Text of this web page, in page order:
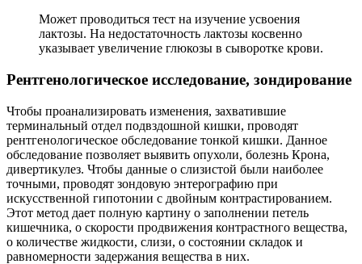
Может проводиться тест на изучение усвоения
лактозы. На недостаточность лактозы косвенно
указывает увеличение глюкозы в сыворотке крови.
Рентгенологическое исследование, зондирование
Чтобы проанализировать изменения, захватившие
терминальный отдел подвздошной кишки, проводят
рентгенологическое обследование тонкой кишки. Данное
обследование позволяет выявить опухоли, болезнь Крона,
дивертикулез. Чтобы данные о слизистой были наиболее
точными, проводят зондовую энтерографию при
искусственной гипотонии с двойным контрастированием.
Этот метод дает полную картину о заполнении петель
кишечника, о скорости продвижения контрастного вещества,
о количестве жидкости, слизи, о состоянии складок и
равномерности задержания вещества в них.